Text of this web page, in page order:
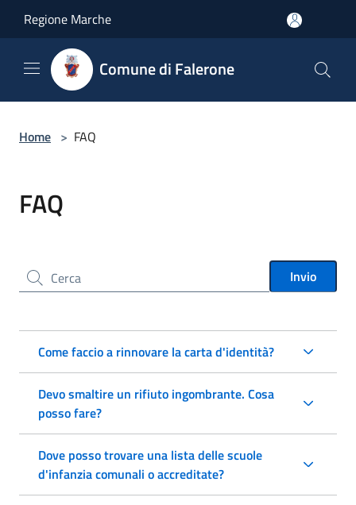
Regione Marche
Comune di Falerone
Home > FAQ
FAQ
Cerca nel sito Invio
Come faccio a rinnovare la carta d'identità?
Devo smaltire un rifiuto ingombrante. Cosa
posso fare?
Dove posso trovare una lista delle scuole
d'infanzia comunali o accreditate?